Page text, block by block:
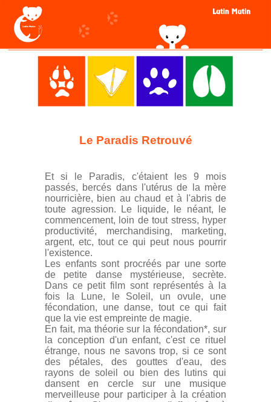
Le Paradis Retrouvé
Et si le Paradis, c'étaient les 9 mois
passés, bercés dans l'utérus de la mère
nourricière, bien au chaud et à l'abris de
toute agression. Le liquide, le néant, le
commencement, loin de tout stress, hyper
productivité, merchandising, marketing,
argent, etc, tout ce qui peut nous pourrir
l'existence.
Les enfants sont procréés par une sorte
de petite danse mystérieuse, secrète.
Dans ce petit film sont représentés à la
fois la Lune, le Soleil, un ovule, une
fécondation, une danse, tout ce qui fait
que la vie est empreinte de magie.
En fait, ma théorie sur la fécondation*, sur
la conception d'un enfant, c'est ce rituel
étrange, nous ne savons trop, si ce sont
des pétales, des gouttes d'eau, des
rayons de soleil ou bien des lutins qui
dansent en cercle sur une musique
merveilleuse pour participer à la création